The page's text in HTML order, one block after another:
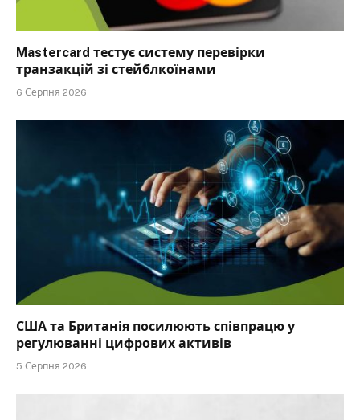
Mastercard тестує систему перевірки
транзакцій зі стейблкоїнами
6 Серпня 2026
США та Британія посилюють співпрацю у
регулюванні цифрових активів
5 Серпня 2026